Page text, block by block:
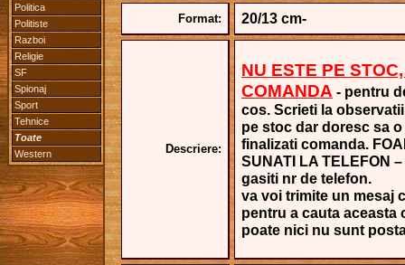
Politica
Politiste
Razboi
Religie
SF
Spionaj
Sport
Tehnice
Toate
Western
Format: 20/13 cm-
Descriere:
NU ESTE PE
COMANDA - pentru
cos. Scrieti la
pe stoc dar doresc sa
finalizati comanda.
SUNATI LA TELEFON
gasiti nr de telefon.
va voi trimite un mesaj
pentru a cauta aceasta
poate nici nu sunt